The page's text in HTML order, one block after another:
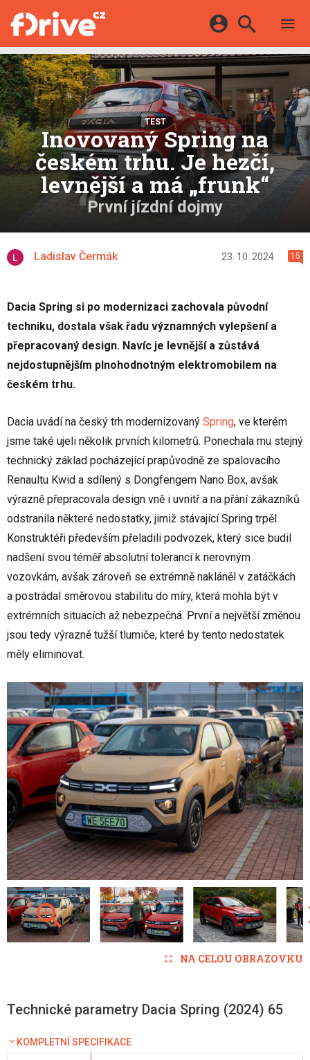
TESTY
KATALOG
MAPA STANIC
VIDEA
DALŠÍ
ELEKTROMOBILY
HYBRIDY
E-MOTORSPORT
OSTATNÍ
SERIÁLY
Přihlášení a registrace pomocí:
Facebook Google
Twitter Apple Microsoft
TEST
Inovovaný Spring na
českém trhu. Je hezčí,
levnější a má „frunk“
První jízdní dojmy
Ladislav Čermák 23. 10. 2024 15
Dacia Spring si po modernizaci zachovala původní
techniku, dostala však řadu významných vylepšení a
přepracovaný design. Navíc je levnější a zůstává
nejdostupnějším plnohodnotným elektromobilem na
českém trhu.
Dacia uvádí na český trh modernizovaný Spring, ve kterém
jsme také ujeli několik prvních kilometrů. Ponechala mu stejný
technický základ pocházející prapůvodně ze spalovacího
Renaultu Kwid a sdílený s Dongfengem Nano Box, avšak
výrazně přepracovala design vně i uvnitř a na přání zákazníků
odstranila některé nedostatky, jimiž stávající Spring trpěl.
Konstruktéři především přeladili podvozek, který sice budil
nadšení svou téměř absolutní tolerancí k nerovným
vozovkám, avšak zároveň se extrémně nakláněl v zatáčkách
a postrádal směrovou stabilitu do míry, která mohla být v
extrémních situacích až nebezpečná. První a největší změnou
jsou tedy výrazně tužší tlumiče, které by tento nedostatek
měly eliminovat.
NA CELOU OBRAZOVKU
Technické parametry Dacia Spring (2024) 65
KOMPLETNÍ SPECIFIKACE